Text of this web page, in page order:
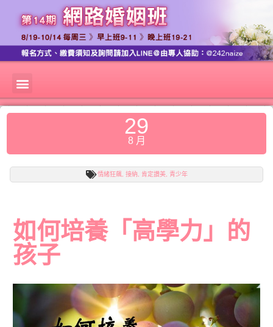
29
8 月
情緒狂飆 接納, 肯定讚美, 青少年
如何培養「高學力」的
孩子